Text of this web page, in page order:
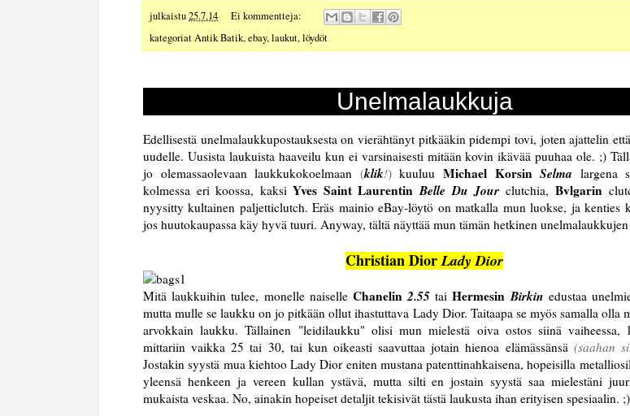
julkaistu25.7.14
Ei kommentteja:
kategoriatAntik Batik,ebay,laukut,löydöt
Unelmalaukkuja
Edellisestä unelmalaukkupostauksesta on vierähtänyt pitkääkin pidempi tovi, joten ajattelin
uudelle. Uusista laukuista haaveilu kun ei varsinaisesti mitään kovin ikävää puuhaa ole. ;)
jo olemassaolevaan laukkukokoelmaan (klik!)kuuluuMichael Korsin Selma largena
kolmessa eri koossa, kaksiYves Saint LaurentinBelle Du Jour clutchia,Bvlgarin
nyysitty kultainen paljetticlutch. Eräs mainio eBay-löytö on matkalla mun luokse, ja kenties
jos huutokaupassa käy hyvä tuuri. Anyway, tältä näyttää mun tämän hetkinen
Christian DiorLady Dior
Mitä laukkuihin tulee, monelle naiselle Chanelin 2.55 taiHermesinBirkin edustaa
mutta mulle se laukku on jo pitkään ollut ihastuttava Lady Dior. Taitaapa se myös samalla olla
arvokkain laukku. Tällainen "leidilaukku" olisi mun mielestä oiva ostos siinä vaiheessa,
mittariin vaikka 25 tai 30, tai kun oikeasti saavuttaa jotain hienoa elämässänsä (saahan
Jostakin syystä mua kiehtoo Lady Dior eniten mustana patenttinahkaisena, hopeisilla
yleensä henkeen ja vereen kullan ystävä, mutta silti en jostain syystä saa mielestäni
mukaista veskaa. No, ainakin hopeiset detaljit tekisivät tästä laukusta ihan erityisen spesiaalin. ;)